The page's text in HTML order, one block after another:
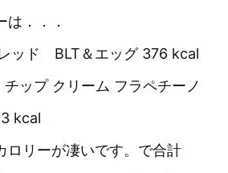
．．．
ッド BLT＆エッグ 376 kcal
チップ クリーム フラペチーノ
kcal
ロリーが凄いです。で合計